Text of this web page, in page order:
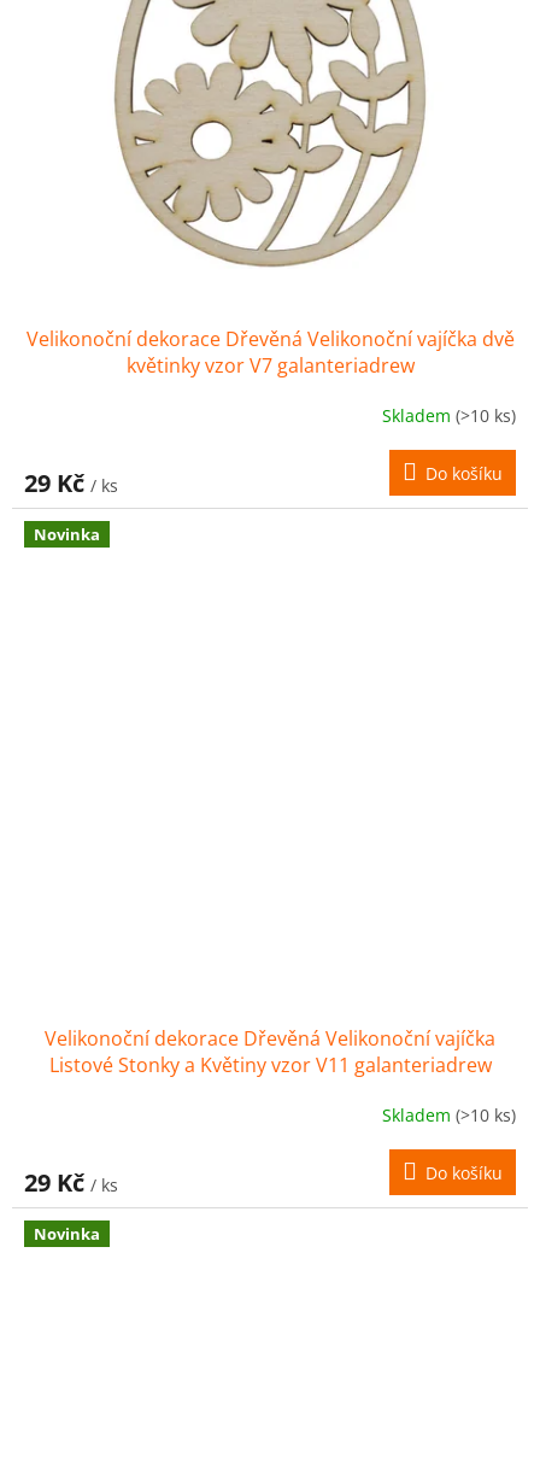
Velikonoční dekorace Dřevěná Velikonoční vajíčka dvě
květinky vzor V7 galanteriadrew
Skladem (>10 ks)
29 Kč / ks
Do košíku
Novinka
Velikonoční dekorace Dřevěná Velikonoční vajíčka
Listové Stonky a Květiny vzor V11 galanteriadrew
Skladem (>10 ks)
29 Kč / ks
Do košíku
Novinka